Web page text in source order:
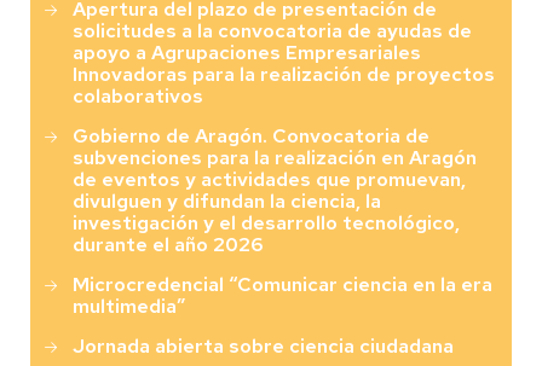
Apertura del plazo de presentación de
solicitudes a la convocatoria de ayudas de
apoyo a Agrupaciones Empresariales
Innovadoras para la realización de proyectos
colaborativos
Gobierno de Aragón. Convocatoria de
subvenciones para la realización en Aragón
de eventos y actividades que promuevan,
divulguen y difundan la ciencia, la
investigación y el desarrollo tecnológico,
durante el año 2026
Microcredencial “Comunicar ciencia en la era
multimedia”
Jornada abierta sobre ciencia ciudadana